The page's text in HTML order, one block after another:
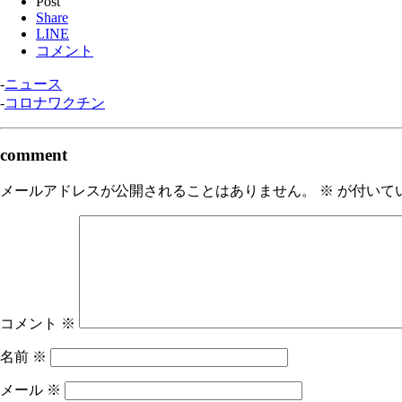
Share
LINE
コメント
-ニュース
-コロナワクチン
comment
メールアドレスが公開されることはありません。 ※ が付いて
コメント ※
名前 ※
メール ※